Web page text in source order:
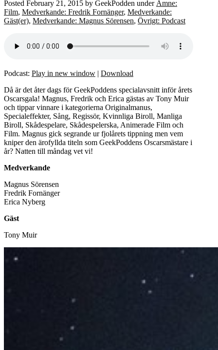
Posted February 21, 2015 by GeekPodden under Ämne:
Film, Medverkande: Fredrik Fornänger, Medverkande:
Gäst(er), Medverkande: Magnus Sörensen, Övrigt: Podcast
Podcast: Play in new window | Download
Då är det åter dags för GeekPoddens specialavsnitt inför årets
Oscarsgala! Magnus, Fredrik och Erica gästas av Tony Muir
och tippar vinnare i kategorierna Originalmanus,
Specialeffekter, Sång, Regissör, Kvinnliga Biroll, Manliga
Biroll, Skådespelare, Skådespelerska, Animerade Film och
Film. Magnus gick segrande ur fjolårets tippning men vem
kniper den ärofyllda titeln som GeekPoddens Oscarsmästare i
år? Natten till måndag vet vi!
Medverkande
Magnus Sörensen
Fredrik Fornänger
Erica Nyberg
Gäst
Tony Muir